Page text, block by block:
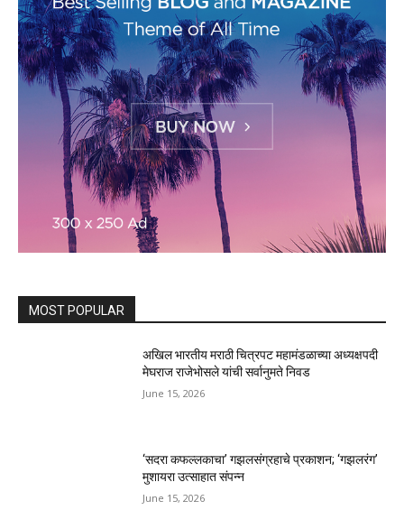
MOST POPULAR
अखिल भारतीय मराठी चित्रपट महामंडळाच्या अध्यक्षपदी
मेघराज राजेभोसले यांची सर्वानुमते निवड
June 15, 2026
‘सदरा कफल्लकाचा’ गझलसंग्रहाचे प्रकाशन; ‘गझलरंग’
मुशायरा उत्साहात संपन्न
June 15, 2026